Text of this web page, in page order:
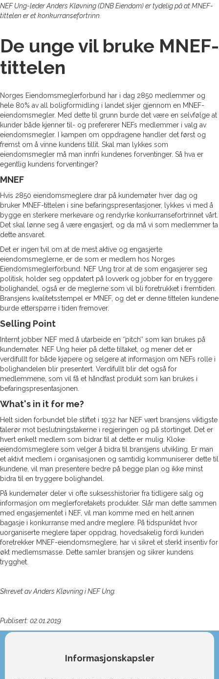
Informasjonskapsler
NEF Ung-leder Anders Kløvning (DNB Eiendom) er tydelig på at MNEF-
tittelen er et konkurransefortrinn.
De unge vil bruke MNEF-
tittelen
Norges Eiendomsmeglerforbund har i dag 2850 medlemmer og
hele 80% av all boligformidling i landet skjer gjennom en MNEF-
eiendomsmegler. Med dette til grunn burde det være en selvfølge at
kunder både kjenner til- og prefererer NEFs medlemmer i valg av
eiendomsmegler. I kampen om oppdragene handler det først og
fremst om å vinne kundens tillit. Skal man lykkes som
eiendomsmegler må man innfri kundenes forventinger. Så hva er
egentlig kundens forventinger?
MNEF
Hvis 2850 eiendomsmeglere drar på kundemøter hver dag og
bruker MNEF-tittelen i sine befaringspresentasjoner, lykkes vi med å
bygge en sterkere merkevare og rendyrke konkurransefortrinnet vårt.
Det skal lønne seg å være engasjert, og da må vi som medlemmer ta
dette ansvaret.
Det er ingen tvil om at de mest aktive og engasjerte
eiendomsmeglerne, er de som er medlem hos Norges
Eiendomsmeglerforbund. NEF Ung tror at de som engasjerer seg
politisk, holder seg oppdatert på lovverk og jobber for en tryggere
bolighandel, også er de meglerne som vil bli foretrukket i fremtiden.
Bransjens kvalitetsstempel er MNEF, og det er denne tittelen kundene
burde etterspørre i tiden fremover.
Selling Point
Internt jobber NEF med å utarbeide en ‘’pitch’’ som kan brukes på
kundemøter. NEF Ung heier på dette tiltaket, og mener det er
verdifullt for både kjøpere og selgere at informasjon om NEFs rolle i
bolighandelen blir presentert. Verdifullt blir det også for
medlemmene, som vil få et håndfast produkt som kan brukes i
befaringspresentasjonen.
What's in it for me?
Helt siden forbundet ble stiftet i 1932 har NEF vært bransjens viktigste
talerør mot beslutningstakerne i regjeringen og på stortinget. Det er
hvert enkelt medlem som bidrar til at dette er mulig. Kloke
eiendomsmeglere som velger å bidra til bransjens utvikling. Er man
et aktivt medlem i organisasjonen og samtidig kommuniserer dette til
kundene, vil man presentere bedre på begge plan og ikke minst
bidra til en tryggere bolighandel.
På kundemøter deler vi ofte suksesshistorier fra tidligere salg og
informasjon om meglerforetakets produkter. Slår man dette sammen
med engasjementet i NEF, vil man komme med en helt annen
bagasje i konkurranse med andre meglere. På tidspunktet hvor
uorganiserte meglere taper oppdrag, hovedsakelig fordi kunden
foretrekker MNEF-eiendomsmeglere, har vi sikret et sterkt insentiv for
økt medlemsmasse. Dette samler bransjen og sikrer kundens
trygghet.
Skrevet av Anders Kløvning i NEF Ung.
Publisert: 02.01.2019